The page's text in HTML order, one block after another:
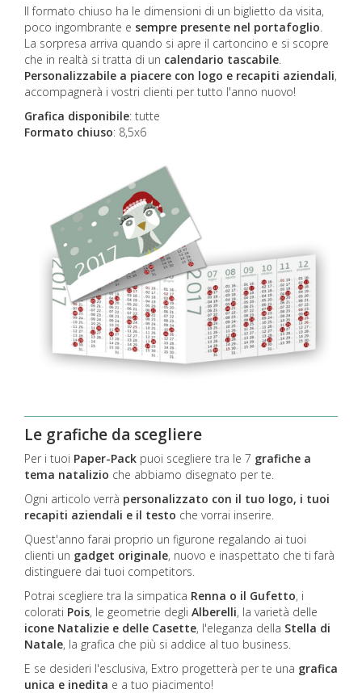
Il formato chiuso ha le dimensioni di un biglietto da visita,
poco ingombrante e sempre presente nel portafoglio.
La sorpresa arriva quando si apre il cartoncino e si scopre
che in realtà si tratta di un calendario tascabile.
Personalizzabile a piacere con logo e recapiti aziendali,
accompagnerà i vostri clienti per tutto l'anno nuovo!
Grafica disponibile: tutte
Formato chiuso: 8,5x6
Le grafiche da scegliere
Per i tuoi Paper-Pack puoi scegliere tra le 7 grafiche a
tema natalizio che abbiamo disegnato per te.
Ogni articolo verrà personalizzato con il tuo logo, i tuoi
recapiti aziendali e il testo che vorrai inserire.
Quest'anno farai proprio un figurone regalando ai tuoi
clienti un gadget originale, nuovo e inaspettato che ti farà
distinguere dai tuoi competitors.
Potrai scegliere tra la simpatica Renna o il Gufetto, i
colorati Pois, le geometrie degli Alberelli, la varietà delle
icone Natalizie e delle Casette, l'eleganza della Stella di
Natale, la grafica che più si addice al tuo business.
E se desideri l'esclusiva, Extro progetterà per te una grafica
unica e inedita e a tuo piacimento!